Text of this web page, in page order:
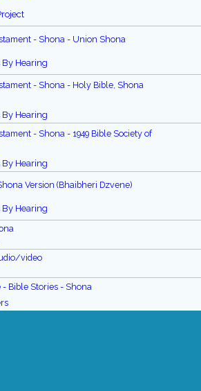
- Shona - Union Shona
By Hearing
- Shona - Holy Bible, Shona
By Hearing
- Shona - 1949 Bible Society of
By Hearing
Version (Bhaibheri Dzvene)
By Hearing
video
- Bible Stories - Shona